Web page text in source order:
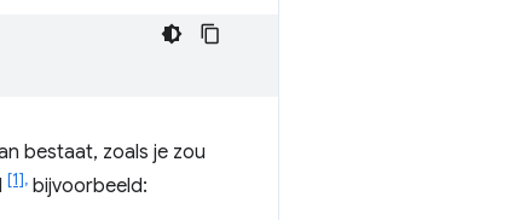
bestaat, zoals je zou
[1], bijvoorbeeld: